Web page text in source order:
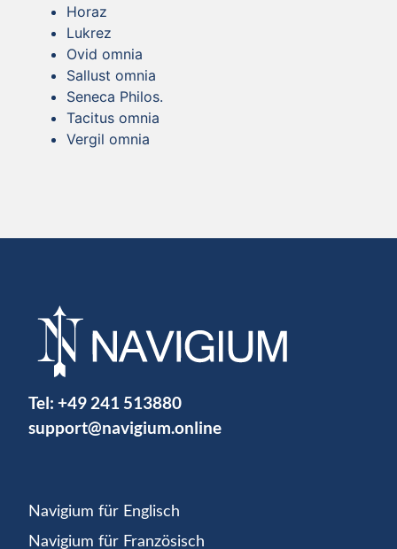
Horaz
Lukrez
Ovid omnia
Sallust omnia
Seneca Philos.
Tacitus omnia
Vergil omnia
Tel: +49 241 513880
support@navigium.online
Navigium für Englisch
Navigium für Französisch